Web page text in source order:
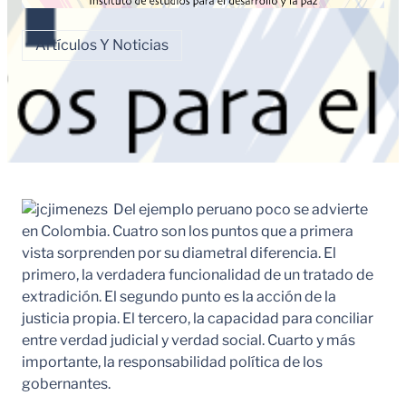
Artículos Y Noticias
Del ejemplo peruano poco se advierte
en Colombia. Cuatro son los puntos que a primera
vista sorprenden por su diametral diferencia. El
primero, la verdadera funcionalidad de un tratado de
extradición. El segundo punto es la acción de la
justicia propia. El tercero, la capacidad para conciliar
entre verdad judicial y verdad social. Cuarto y más
importante, la responsabilidad política de los
gobernantes.